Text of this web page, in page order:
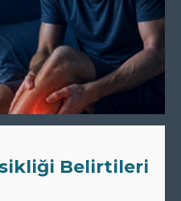
Belirtileri